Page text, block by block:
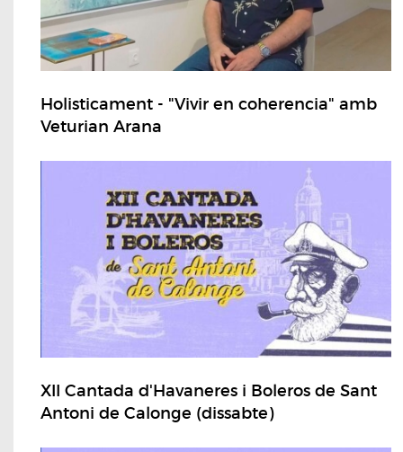
Holisticament - "Vivir en coherencia" amb
Veturian Arana
XII Cantada d'Havaneres i Boleros de Sant
Antoni de Calonge (dissabte)